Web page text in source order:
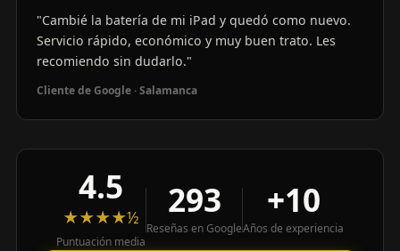
"Cambié la batería de mi iPad y quedó como nuevo.
Servicio rápido, económico y muy buen trato. Les
recomiendo sin dudarlo."
Cliente de Google · Salamanca
4.5
★★★★½
Puntuación media
293
Reseñas en Google
+10
Años de experiencia